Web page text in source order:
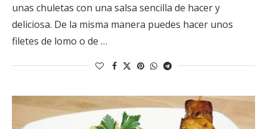
unas chuletas con una salsa sencilla de hacer y
deliciosa. De la misma manera puedes hacer unos
filetes de lomo o de …